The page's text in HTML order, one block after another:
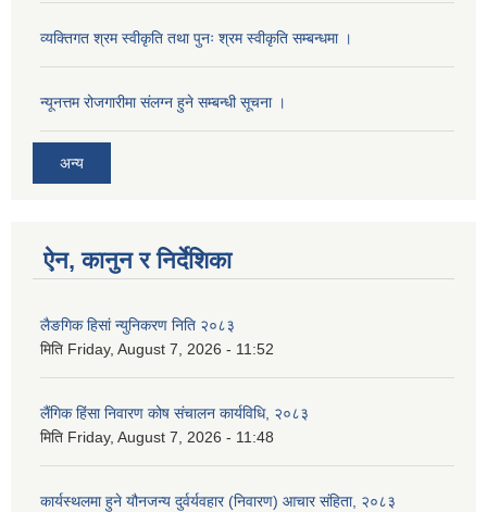
व्यक्तिगत श्रम स्वीकृति तथा पुनः श्रम स्वीकृति सम्बन्धमा ।
न्यूनत्तम रोजगारीमा संलग्न हुने सम्बन्धी सूचना ।
अन्य
ऐन, कानुन र निर्देशिका
लैङगिक हिसां न्युनिकरण निति २०८३
मिति Friday, August 7, 2026 - 11:52
लैंगिक हिंसा निवारण कोष संचालन कार्यविधि, २०८३
मिति Friday, August 7, 2026 - 11:48
कार्यस्थलमा हुने यौनजन्य दुर्वर्यवहार (निवारण) आचार संहिता, २०८३